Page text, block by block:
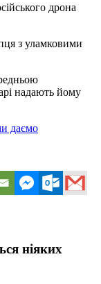
дрона
з уламковими
надають йому
даємо
ніяких